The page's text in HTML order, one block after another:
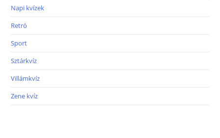
Napi kvízek
Retró
Sport
Sztárkvíz
Villámkvíz
Zene kvíz